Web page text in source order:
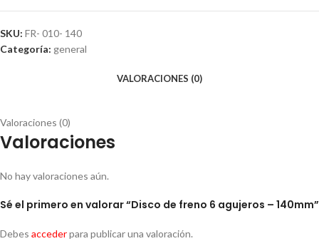
SKU: FR- 010- 140
Categoría: general
VALORACIONES (0)
Valoraciones (0)
Valoraciones
No hay valoraciones aún.
Sé el primero en valorar “Disco de freno 6 agujeros – 140mm”
Debes accederpara publicar una valoración.